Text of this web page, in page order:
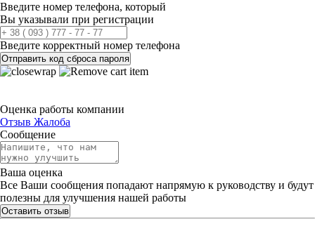
Введите номер телефона, который
Вы указывали при регистрации
Введите корректный номер телефона
Отправить код сброса пароля
Оценка работы компании
Отзыв Жалоба
Сообщение
Ваша оценка
Все Ваши сообщения попадают напрямую к руководству и будут
полезны для улучшения нашей работы
Оставить отзыв